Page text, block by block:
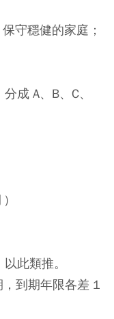
守穩健的家庭；
成 A、B、C、
)
此類推。
到期年限各差 1